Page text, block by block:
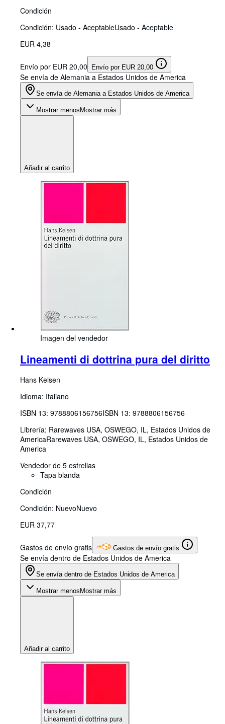
Condición
Condición: Usado - AceptableUsado - Aceptable
EUR 4,38
Envío por EUR 20,00 Envío por EUR 20,00
Se envía de Alemania a Estados Unidos de America
Se envía de Alemania a Estados Unidos de America
Mostrar menos Mostrar más
Añadir al carrito
Imagen del vendedor
Lineamenti di dottrina pura del diritto
Hans Kelsen
Idioma: Italiano
ISBN 13: 9788806156756ISBN 13: 9788806156756
Librería: Rarewaves USA, OSWEGO, IL, Estados Unidos de
AmericaRarewaves USA, OSWEGO, IL, Estados Unidos de
America
Vendedor de 5 estrellas
Tapa blanda
Condición
Condición: NuevoNuevo
EUR 37,77
Gastos de envío gratis Gastos de envío gratis
Se envía dentro de Estados Unidos de America
Se envía dentro de Estados Unidos de America
Mostrar menos Mostrar más
Añadir al carrito